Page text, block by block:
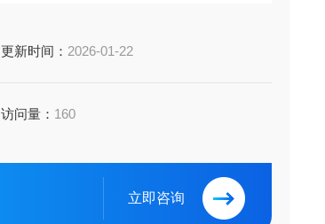
更新时间： 2026-01-22
访问量： 160
立即咨询